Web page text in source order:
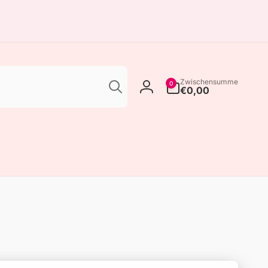
Einloggen
0
Artikel
Zwischensumme
€0,00